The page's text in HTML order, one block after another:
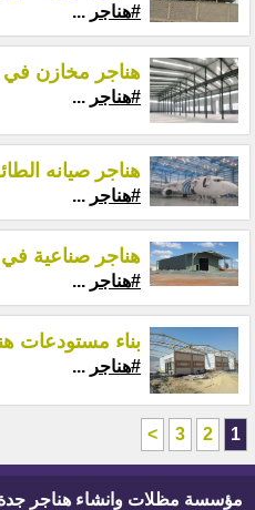
#هناجر ...
هناجر مخازن
#هناجر ...
هناجر صيانه
#هناجر ...
هناجر صناعية
#هناجر ...
بناء مستودعات
#هناجر ...
1
2
3
>
مؤسسة مظلات وانشاء هناجر